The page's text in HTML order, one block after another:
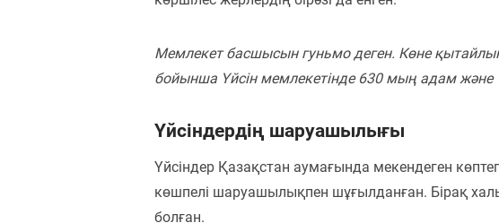
Мемлекет басшысын гуньмо деген. Көне
бойынша Үйсін мемлекетінде 630 мың адам және
Үйсіндердің шаруашылығы
Үйсіндер Қазақстан аумағында мекендеген
көшпелі шаруашылықпен шұғылданған. Бірақ
болған.